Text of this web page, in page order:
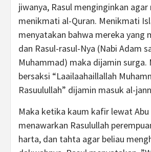
jiwanya, Rasul menginginkan agar
menikmati al-Quran. Menikmati
menyatakan bahwa mereka yang
dan Rasul-rasul-Nya (Nabi Adam
Muhammad) maka dijamin surga.
bersaksi “Laailaahaillallah
Rasuulullah” dijamin masuk al-
Maka ketika kaum kafir lewat
menawarkan Rasulullah
harta, dan tahta agar beliau